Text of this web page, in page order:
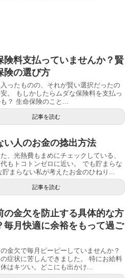
険料支払っていませんか？賢
険の選び方
ったものの、それが賢い選択だったの
。 もしかしたらムダな保険料を支払っ
？ 生命保険のこと...
記事を読む
い人のお金の捻出方法
、光熱費もまめにチェックしている、
もトコトンゼロに近い。 でも貯まらな
貯まらない私が考えたお金のひねり...
記事を読む
の金欠を防止する具体的な方
毎月快適に余裕をもって過ご
金欠で毎月ピーピーしていませんか？
症状に苦しんできました。 特にお給料
はキツい。どこにも出かけ...